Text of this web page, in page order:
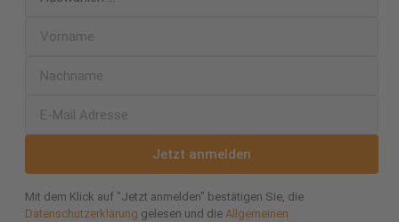
Jetzt anmelden
Mit dem Klick auf "Jetzt anmelden" bestätigen Sie, die
Datenschutzerklärung gelesen und die Allgemeinen